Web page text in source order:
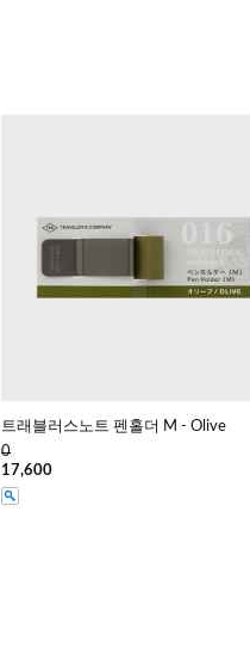
트래블러스노트 펜홀더 M - Olive
0
17,600